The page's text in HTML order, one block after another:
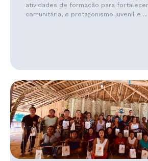
atividades de formação para
comunitária, o protagonismo juvenil e ...